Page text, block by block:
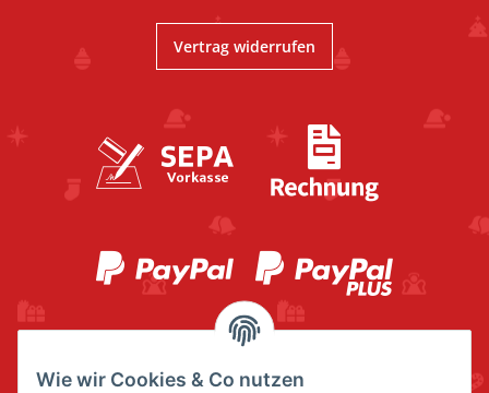
Vertrag widerrufen
Wie wir Cookies & Co nutzen